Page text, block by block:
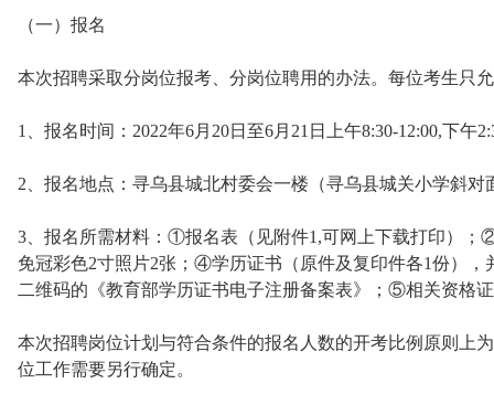
（一）报名
本次招聘采取分岗位报考、分岗位聘用的办法。每位考生只
1、报名时间：2022年6月20日至6月21日上午8:30-12:00,下午
2、报名地点：寻乌县城北村委会一楼（寻乌县城关小学斜对
3、报名所需材料：①报名表（见附件1,可网上下载打印）
免冠彩色2寸照片2张；④学历证书（原件及复印件各1份）
二维码的《教育部学历证书电子注册备案表》；⑤相关资格
本次招聘岗位计划与符合条件的报名人数的开考比例原则上
位工作需要另行确定。